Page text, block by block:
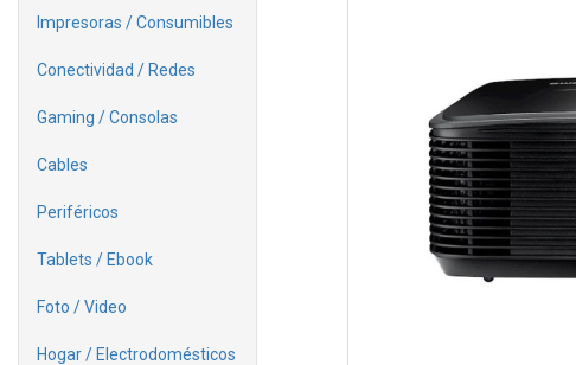
Impresoras / Consumibles
Conectividad / Redes
Gaming / Consolas
Cables
Periféricos
Tablets / Ebook
Foto / Video
Hogar / Electrodomésticos